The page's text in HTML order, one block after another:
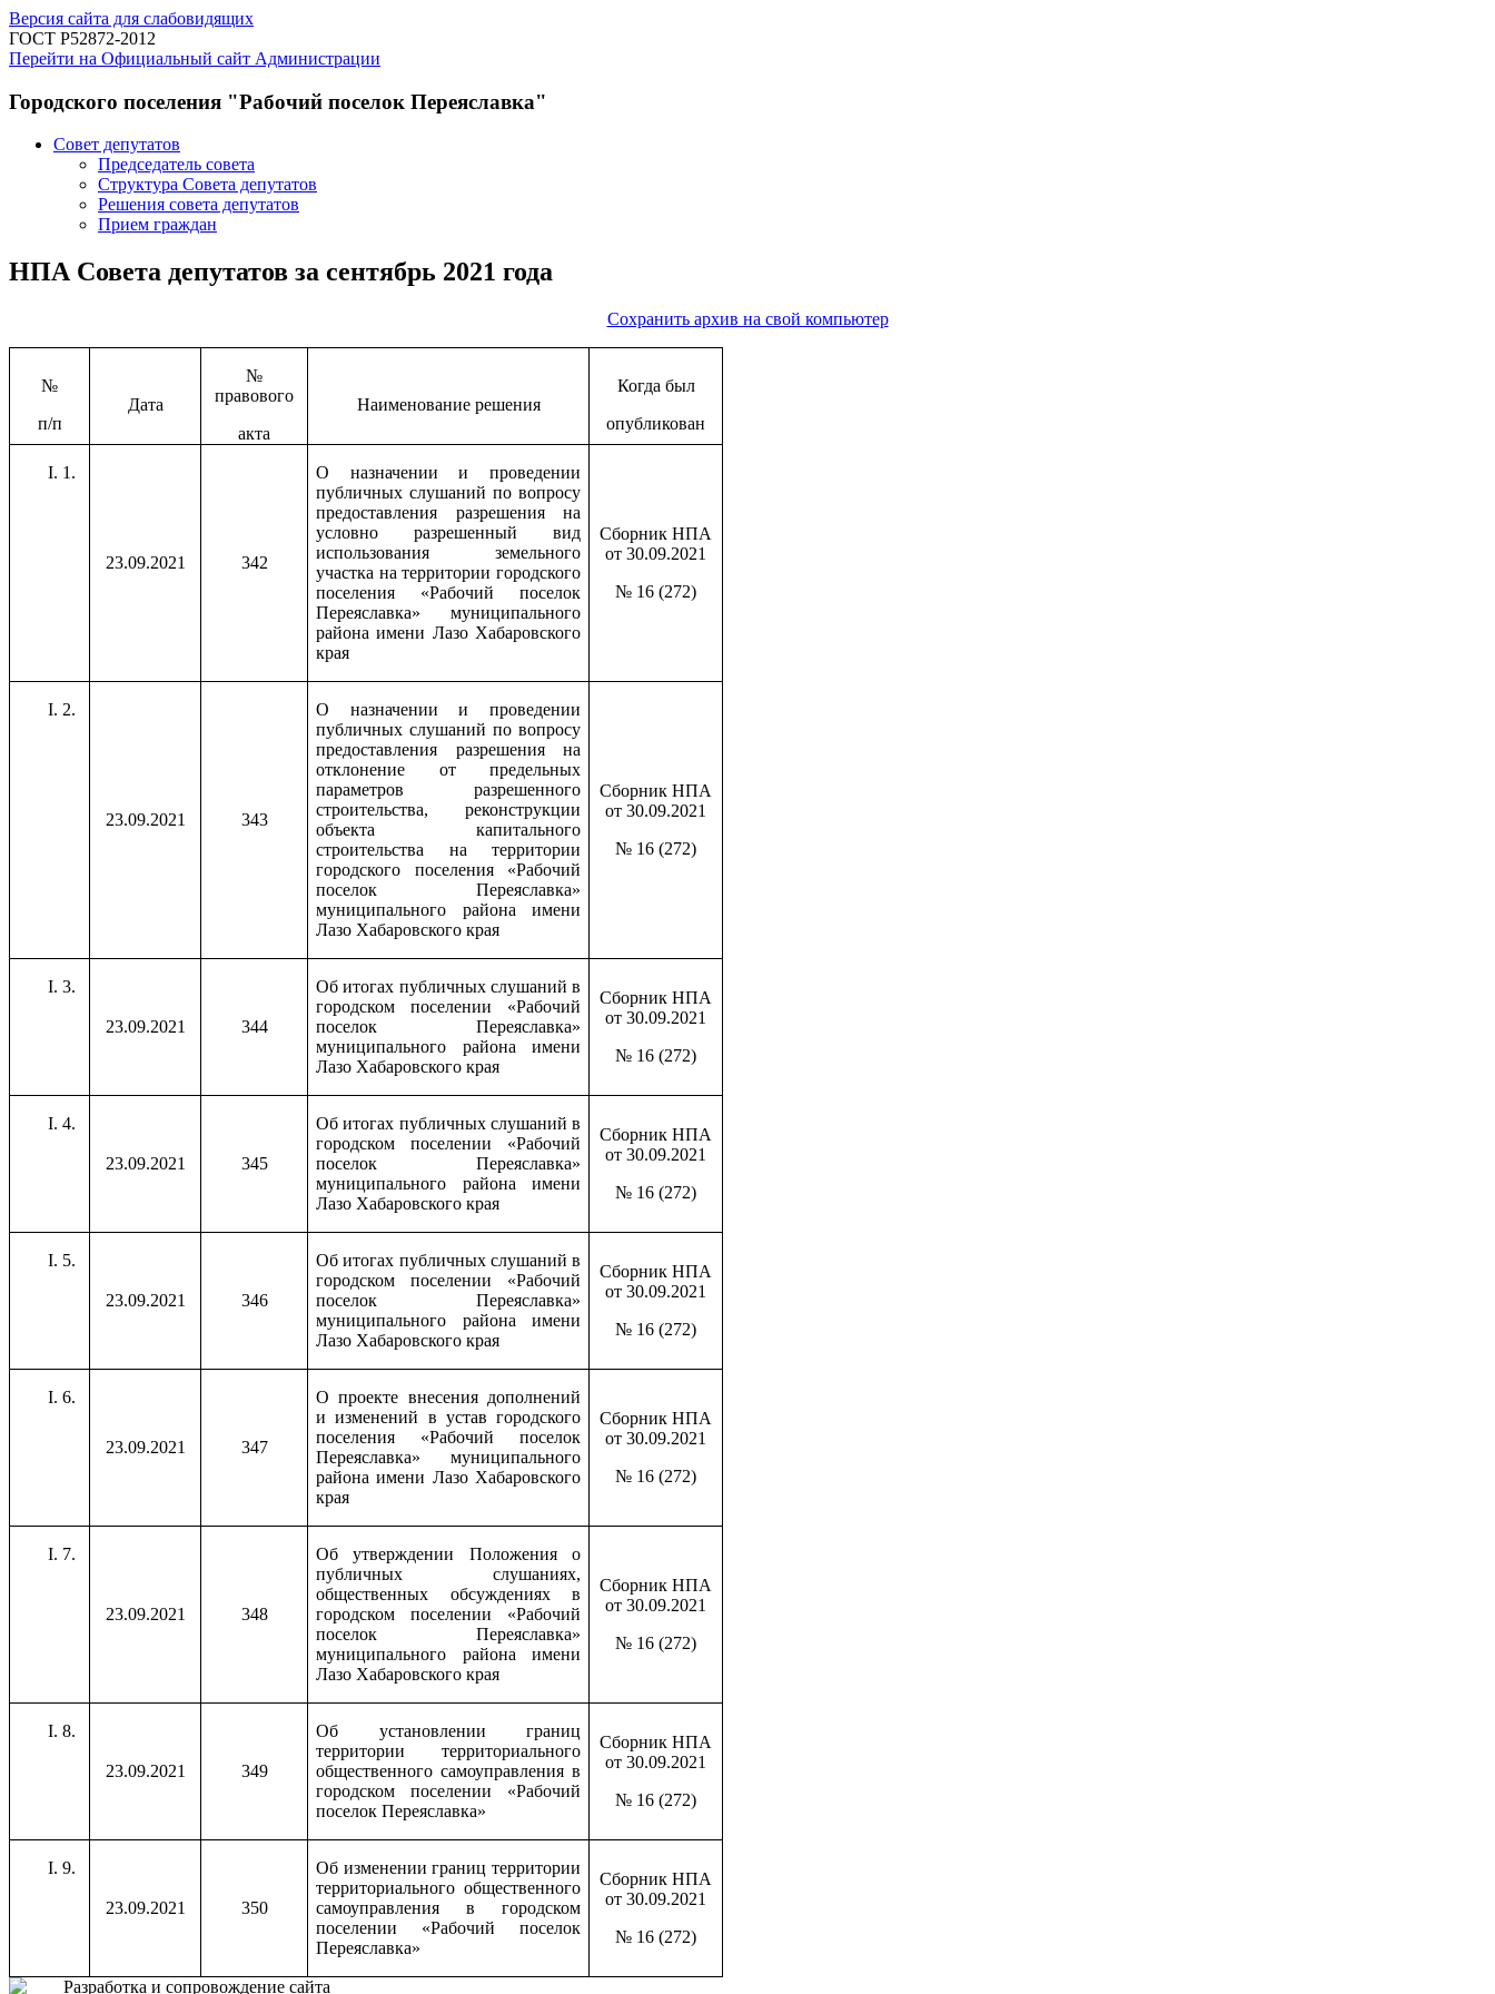
Версия сайта для слабовидящих
ГОСТ Р52872-2012
Перейти на Официальный сайт Администрации
Городского поселения "Рабочий поселок Переяславка"
Совет депутатов
Председатель совета
Структура Совета депутатов
Решения совета депутатов
Прием граждан
НПА Совета депутатов за сентябрь 2021 года
Сохранить архив на свой компьютер
№
п/п
Дата
№
правового
акта
Наименование решения
Когда был
опубликован
1.
23.09.2021 342
О назначении и проведении
публичных слушаний по вопросу
предоставления разрешения на
условно разрешенный вид
использования земельного
участка на территории городского
поселения «Рабочий поселок
Переяславка» муниципального
района имени Лазо Хабаровского
края
Сборник НПА
от 30.09.2021
№ 16 (272)
2.
23.09.2021 343
О назначении и проведении
публичных слушаний по вопросу
предоставления разрешения на
отклонение от предельных
параметров разрешенного
строительства, реконструкции
объекта капитального
строительства на территории
городского поселения «Рабочий
поселок Переяславка»
муниципального района имени
Лазо Хабаровского края
Сборник НПА
от 30.09.2021
№ 16 (272)
3.
23.09.2021 344
Об итогах публичных слушаний в
городском поселении «Рабочий
поселок Переяславка»
муниципального района имени
Лазо Хабаровского края
Сборник НПА
от 30.09.2021
№ 16 (272)
4.
23.09.2021 345
Об итогах публичных слушаний в
городском поселении «Рабочий
поселок Переяславка»
муниципального района имени
Лазо Хабаровского края
Сборник НПА
от 30.09.2021
№ 16 (272)
5.
23.09.2021 346
Об итогах публичных слушаний в
городском поселении «Рабочий
поселок Переяславка»
муниципального района имени
Лазо Хабаровского края
Сборник НПА
от 30.09.2021
№ 16 (272)
6.
23.09.2021 347
О проекте внесения дополнений
и изменений в устав городского
поселения «Рабочий поселок
Переяславка» муниципального
района имени Лазо Хабаровского
края
Сборник НПА
от 30.09.2021
№ 16 (272)
7.
23.09.2021 348
Об утверждении Положения о
публичных слушаниях,
общественных обсуждениях в
городском поселении «Рабочий
поселок Переяславка»
муниципального района имени
Лазо Хабаровского края
Сборник НПА
от 30.09.2021
№ 16 (272)
8.
23.09.2021 349
Об установлении границ
территории территориального
общественного самоуправления в
городском поселении «Рабочий
поселок Переяславка»
Сборник НПА
от 30.09.2021
№ 16 (272)
9.
23.09.2021 350
Об изменении границ территории
территориального общественного
самоуправления в городском
поселении «Рабочий поселок
Переяславка»
Сборник НПА
от 30.09.2021
№ 16 (272)
Разработка и сопровождение сайта